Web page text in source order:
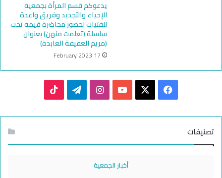
يدعوكم قسم المرأة بجمعية
الإحياء والتجديد وفريق واعدة
للفتيات لحضور محاضرة قيمة تحت
سلسلة (تعلمت منهن) بعنوان
(مريم العفيفة العابدة)
17 February 2023
Facebook
YouTube
Instagram
Telegram
تصنيفات
أخبار الجمعية